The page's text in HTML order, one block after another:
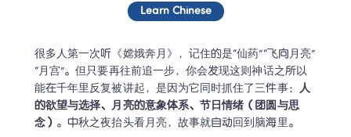
Learn Chinese
很多人第一次听《嫦娥奔月》，记住的是“仙药”“飞向月亮”
“月宫”。但只要再往前追一步，你会发现这则神话之所以
能在千年里反复被讲起，是因为它同时抓住了三件事： 人
的欲望与选择、月亮的意象体系、节日情绪（团圆与思
念） 。中秋之夜抬头看月亮，故事就自动回到脑海里。